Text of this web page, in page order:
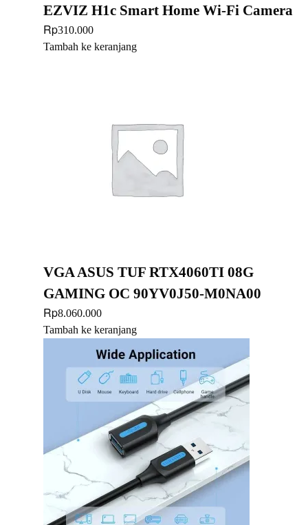
EZVIZ H1c Smart Home Wi-Fi Camera
Rp310.000
Tambah ke keranjang
VGA ASUS TUF RTX4060TI 08G
GAMING OC 90YV0J50-M0NA00
Rp8.060.000
Tambah ke keranjang